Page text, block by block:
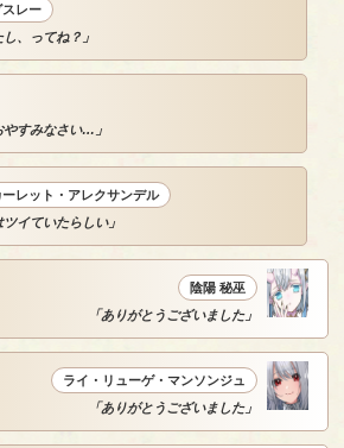
レー
、ってね？」
すみなさい…」
レット・アレクサンデル
ツイていたらしい」
陰陽 秘巫
「ありがとうございました」
ライ・リューゲ・マンソンジュ
「ありがとうございました」